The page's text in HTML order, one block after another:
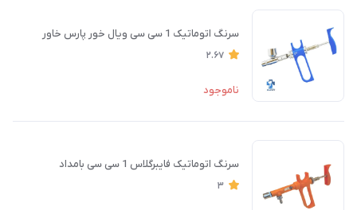
سرنگ اتوماتیک 1 سی سی ویال خور پارس خاور
2.67
ناموجود
سرنگ اتوماتیک فایبرگلاس 1 سی سی بامداد
3